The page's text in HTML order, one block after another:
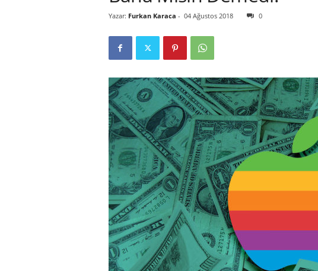
i
E
m
a
Yazar: Furkan Karaca - 04 Ağustos 2018 0